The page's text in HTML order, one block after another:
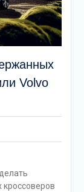
Volvo